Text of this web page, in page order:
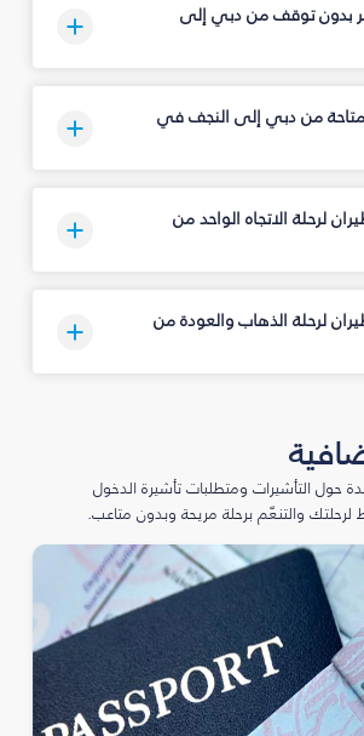
بدون توقف من دبي إلى
من دبي إلى النجف في
لرحلة الاتجاه الواحد من
لرحلة الذهاب والعودة من
حول التأشيرات ومتطلبات تأشيرة الدخول
والتنعّم برحلة مريحة وبدون متاعب.